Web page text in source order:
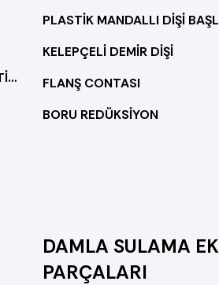
HAZIR SİSTEM DOUBLE PLASTİK FİLTRELİ
KELEPÇELİ DEMİR DİŞİ
FLANŞ CONTASI
BORU REDÜKSİYON
DAMLA SULAMA EK
PARÇALARI